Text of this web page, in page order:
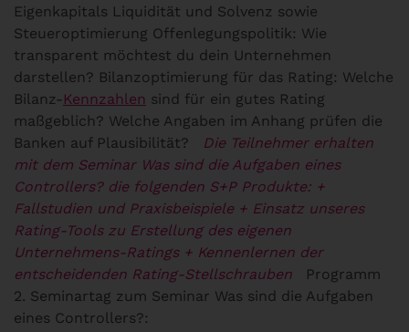
Eigenkapitals Liquidität und Solvenz sowie
Steueroptimierung Offenlegungspolitik: Wie
transparent möchtest du dein Unternehmen
darstellen? Bilanzoptimierung für das Rating: Welche
Bilanz- Kennzahlen sind für ein gutes Rating
maßgeblich? Welche Angaben im Anhang prüfen die
Banken auf Plausibilität?
Die Teilnehmer erhalten
mit dem Seminar Was sind die Aufgaben eines
Controllers? die folgenden S+P Produkte: +
Fallstudien und Praxisbeispiele + Einsatz unseres
Rating-Tools zu Erstellung des eigenen
Unternehmens-Ratings + Kennenlernen der
entscheidenden Rating-Stellschrauben Programm
2. Seminartag zum Seminar Was sind die Aufgaben
eines Controllers?: